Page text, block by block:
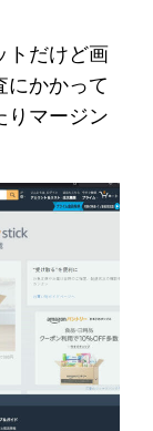
トだけど画
にかかって
りマージン